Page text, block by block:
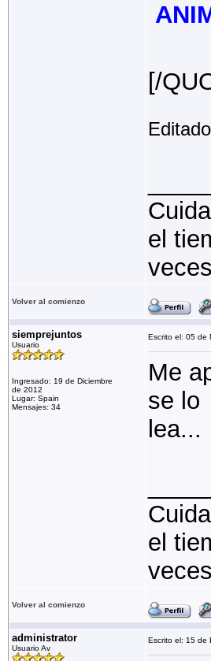
[/
el
Volver al comienzo
siemprejuntos
Usuario
Ingresado: 19 de Diciembre
de 2012
Lugar: Spain
Mensajes: 34
Escrito el: 05 de
Me
se lo
lea...
el
Volver al comienzo
administrator
Usuario Av
Escrito el: 15 de